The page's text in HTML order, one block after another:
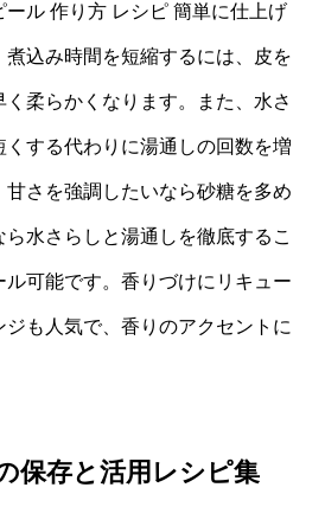
ル 作り方 レシピ 簡単に仕上げ
込み時間を短縮するには、皮を
柔らかくなります。また、水さ
くする代わりに湯通しの回数を増
さを強調したいなら砂糖を多め
水さらしと湯通しを徹底するこ
ル可能です。香りづけにリキュー
ジも人気で、香りのアクセントに
保存と活用レシピ集